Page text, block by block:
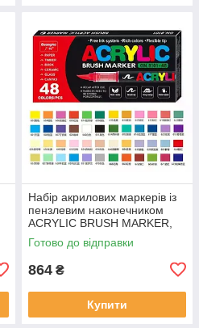
Набір акрилових маркерів із
пензлевим наконечником
ACRYLIC BRUSH MARKER,
48 кольорів, DMX-2025A-48
Готово до відправки
864 ₴
Купити